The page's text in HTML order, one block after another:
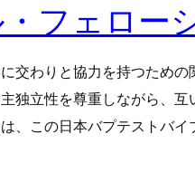
フェロー
交わりと協力を持つための
独立性を尊重しながら、互
、この日本バプテストバイ